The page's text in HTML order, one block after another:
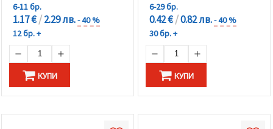
6-11 бр.
1.17 €/2.29 лв.- 40 %
12 бр. +
КУПИ
6-29 бр.
0.42 €/0.82 лв.- 40 %
30 бр. +
КУПИ